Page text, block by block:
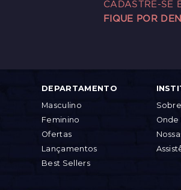
CADASTRE-SE
FIQUE POR
DEPARTAMENTO
Masculino
Feminino
Ofertas
Lançamentos
Best Sellers
Onde